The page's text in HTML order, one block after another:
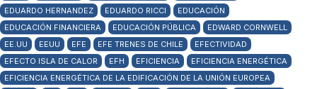
EDUARDO HERNANDEZ
EDUARDO RICCI
EDUCACIÓN
EDUCACIÓN FINANCIERA
EDUCACIÓN PÚBLICA
EDWARD CORNWELL
EE.UU
EEUU EFE EFE TRENES DE CHILE
EFECTIVIDAD
EFECTO ISLA DE CALOR
EFH EFICIENCIA
EFICIENCIA ENERGÉTICA
EFICIENCIA ENERGÉTICA DE LA EDIFICACIÓN DE LA UNIÓN EUROPEA